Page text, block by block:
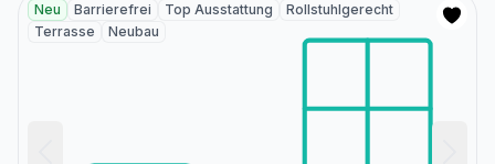
Neu Barrierefrei Top Ausstattung
Rollstuhlgerecht
Terrasse
Neubau